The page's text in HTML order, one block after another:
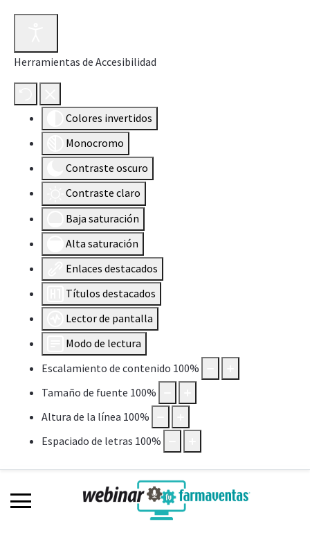
Herramientas de Accesibilidad
Colores invertidos
Monocromo
Contraste oscuro
Contraste claro
Baja saturación
Alta saturación
Enlaces destacados
Títulos destacados
Lector de pantalla
Modo de lectura
Escalamiento de contenido 100%
Tamaño de fuente 100%
Altura de la línea 100%
Espaciado de letras 100%